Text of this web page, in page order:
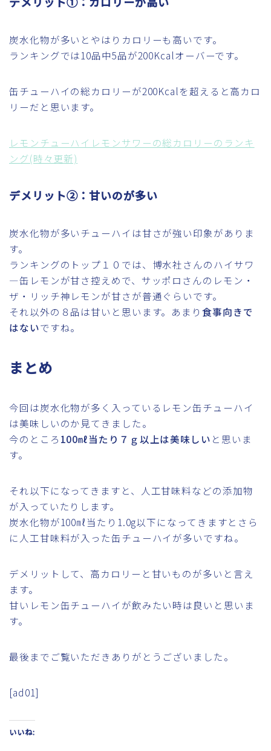
炭水化物が多いとやはりカロリーも高いです。
ランキングでは10品中5品が200Kcalオーバーです。
缶チューハイの総カロリーが200Kcalを超えると高カロ
リーだと思います。
レモンチューハイレモンサワーの総カロリーのランキ
ング(時々更新)
デメリット②：甘いのが多い
炭水化物が多いチューハイは甘さが強い印象がありま
す。
ランキングのトップ１０では、博水社さんのハイサワ
―缶レモンが甘さ控えめで、サッポロさんのレモン・
ザ・リッチ神レモンが甘さが普通ぐらいです。
それ以外の８品は甘いと思います。あまり食事向きで
はないですね。
まとめ
今回は炭水化物が多く入っているレモン缶チューハイ
は美味しいのか見てきました。
今のところ 100㎖当たり７ｇ以上は美味しい と思いま
す。
それ以下になってきますと、人工甘味料などの添加物
が入っていたりします。
炭水化物が100㎖当たり1.0g以下になってきますとさら
に人工甘味料が入った缶チューハイが多いですね。
デメリットして、高カロリーと甘いものが多いと言え
ます。
甘いレモン缶チューハイが飲みたい時は良いと思いま
す。
最後までご覧いただきありがとうございました。
[ad01]
いいね: